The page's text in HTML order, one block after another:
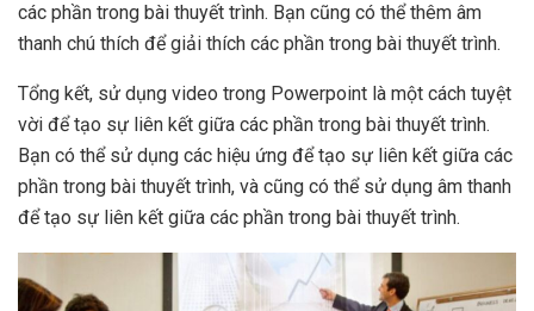
các phần trong bài thuyết trình. Bạn cũng có thể thêm âm
thanh chú thích để giải thích các phần trong bài thuyết trình.
Tổng kết, sử dụng video trong Powerpoint là một cách tuyệt
vời để tạo sự liên kết giữa các phần trong bài thuyết trình.
Bạn có thể sử dụng các hiệu ứng để tạo sự liên kết giữa các
phần trong bài thuyết trình, và cũng có thể sử dụng âm thanh
để tạo sự liên kết giữa các phần trong bài thuyết trình.